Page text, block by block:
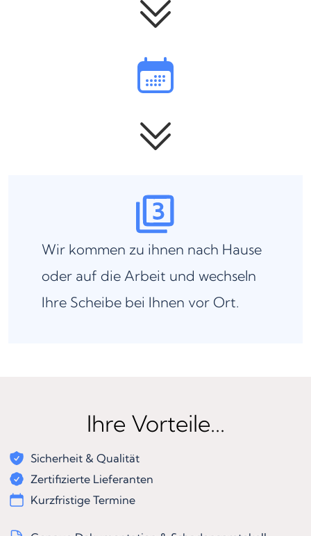
Wir kommen zu ihnen nach Hause
oder auf die Arbeit und wechseln
Ihre Scheibe bei Ihnen vor Ort.
Ihre Vorteile...
Sicherheit & Qualität
Zertifizierte Lieferanten
Kurzfristige Termine